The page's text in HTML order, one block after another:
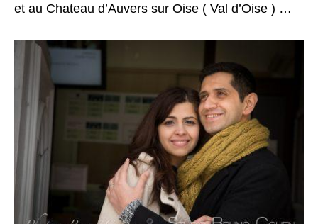
et au Chateau d’Auvers sur Oise ( Val d’Oise ) …